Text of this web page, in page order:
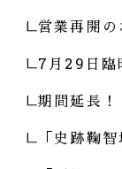
営業再開の
7月29日臨
期間延長！
「史跡鞠